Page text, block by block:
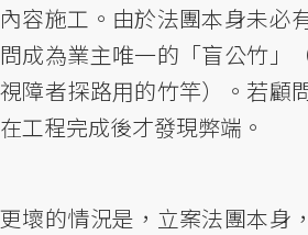
內容施工。由於法團本身未必
問成為業主唯一的「盲公竹」
視障者探路用的竹竿）。若顧
在工程完成後才發現弊端。
更壞的情況是，立案法團本身